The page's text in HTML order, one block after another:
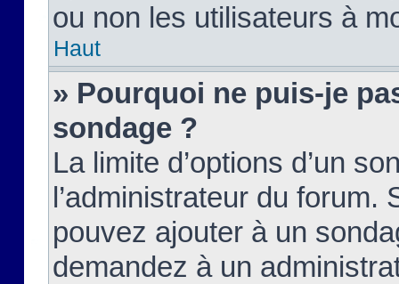
ou non les utilisateurs à
Haut
» Pourquoi ne puis-je
sondage ?
La limite d’options d’un
l’administrateur du forum.
pouvez ajouter à un
demandez à un